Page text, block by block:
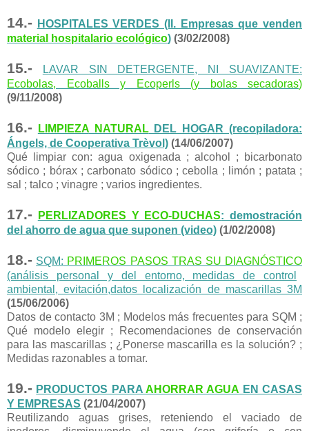
14.- HOSPITALES VERDES (II. Empresas que venden
material hospitalario ecológico) (3/02/2008)
15.-
LAVAR SIN DETERGENTE, NI SUAVIZANTE:
Ecobolas, Ecoballs y Ecoperls (y bolas secadoras)
(9/11/2008)
16.- LIMPIEZANATURALDEL HOGAR (recopiladora:
Ángels, de Cooperativa Trèvol) (14/06/2007)
Qué limpiar con: agua oxigenada ; alcohol ; bicarbonato
sódico ; bórax ; carbonato sódico ; cebolla ; limón ; patata ;
sal ; talco ; vinagre ; varios ingredientes.
17.- PERLIZADORES Y ECO-DUCHAS: demostración
del ahorro de agua que suponen (video) (1/02/2008)
18.- SQM: PRIMEROS PASOS TRAS SU DIAGNÓSTICO
(análisis personal y del entorno, medidas de control
ambiental, evitación,datos localización de mascarillas 3M
(15/06/2006)
Datos de contacto 3M ; Modelos más frecuentes para SQM ;
Qué modelo elegir ; Recomendaciones de conservación
para las mascarillas ; ¿Ponerse mascarilla es la solución? ;
Medidas razonables a tomar.
19.- PRODUCTOS PARAAHORRAR AGUA EN CASAS
Y EMPRESAS (21/04/2007)
Reutilizando aguas grises, reteniendo el vaciado de